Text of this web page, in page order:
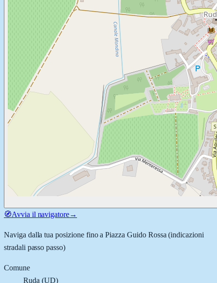
🧭Avvia il navigatore→
Naviga dalla tua posizione fino aPiazza Guido Rossa (indicazioni
stradali passo passo)
Comune
Ruda (UD)